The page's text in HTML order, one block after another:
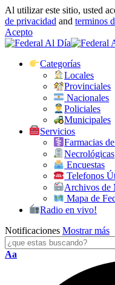
Al utilizar este sitio, usted
de privacidad and terminos
Acepto
Categorías
Locales
Provinciales
Nacionales
Policiales
Municipales
Servicios
Farmacias
Necrológicas
Encuestas
Telefonos
Archivos de
Mapa de
Radio en vivo!
Notificaciones Mostrar más
Tamaño
Aa